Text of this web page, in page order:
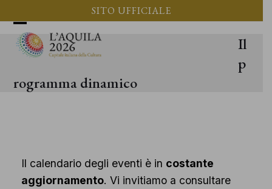
al
contenuto
SITO UFFICIALE
Apri
menu
Chiudi
menu
Il
p
rogramma dinamico
Il calendario degli eventi è in costante
aggiornamento. Vi invitiamo a consultare